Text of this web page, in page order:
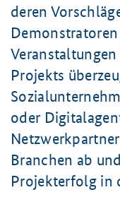
deren
Projekts
oder
Branchen ab
Projekterfolg in